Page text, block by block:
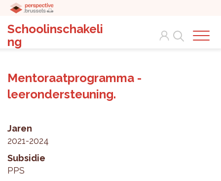
Schoolinschakeli
ng
Search
Mentoraatprogramma -
leerondersteuning.
Jaren
2021-2024
Subsidie
PPS